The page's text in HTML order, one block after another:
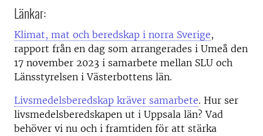
Länkar:
Klimat, mat och beredskap i norra Sverige,
rapport från en dag som arrangerades i Umeå den
17 november 2023 i samarbete mellan SLU och
Länsstyrelsen i Västerbottens län.
Livsmedelsberedskap kräver samarbete. Hur ser
livsmedelsberedskapen ut i Uppsala län? Vad
behöver vi nu och i framtiden för att stärka